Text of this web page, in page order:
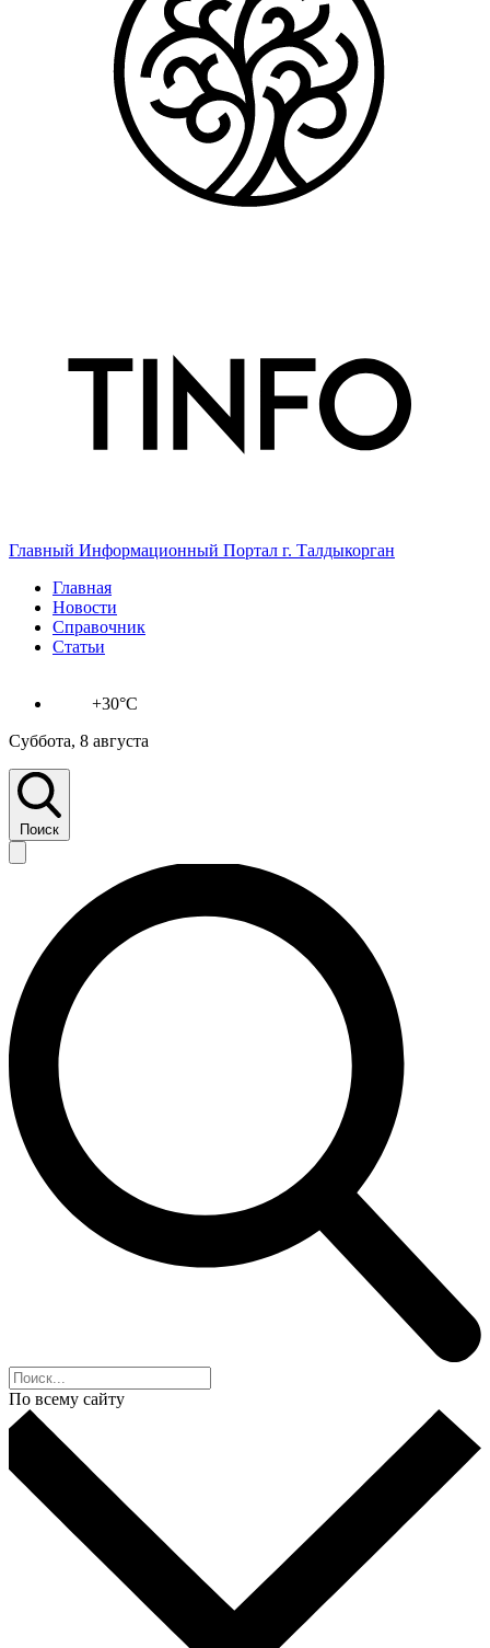
Главный Информационный Портал г. Талдыкорган
Главная
Новости
Справочник
Статьи
+30°C
Суббота, 8 августа
Поиск
По всему сайту